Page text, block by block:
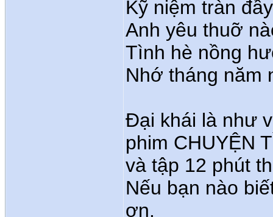
Kỹ niệm tràn
Anh yêu thuỡ
Tình hè nồng
Nhớ tháng năm
Đại khái là như
phim CHUYỆN
và tập 12 phút
Nếu bạn nào
ơn.